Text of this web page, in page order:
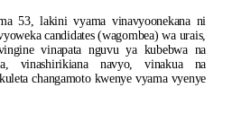
53, lakini vyama vinavyoonekana ni
candidates (wagombea) wa urais,
vinapata nguvu ya kubebwa na
vinashirikiana navyo, vinakua na
changamoto kwenye vyama vyenye